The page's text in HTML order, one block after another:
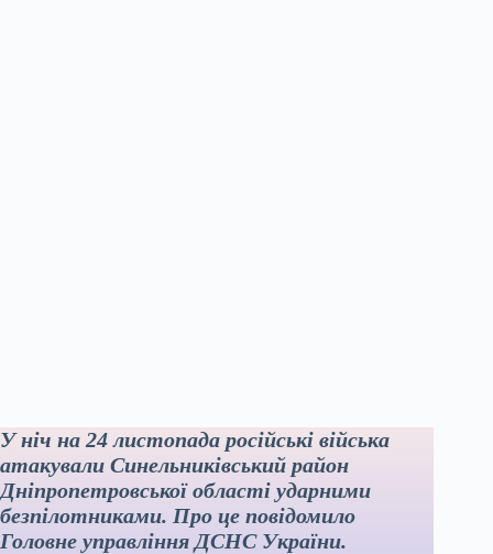
У ніч на 24 листопада російські війська
атакували Синельниківський район
Дніпропетровської області ударними
безпілотниками. Про це повідомило
Головне управління ДСНС України.